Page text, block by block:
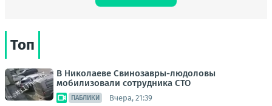
Топ
В Николаеве Свинозавры-людоловы
мобилизовали сотрудника СТО
ПАБЛИКИ Вчера, 21:39